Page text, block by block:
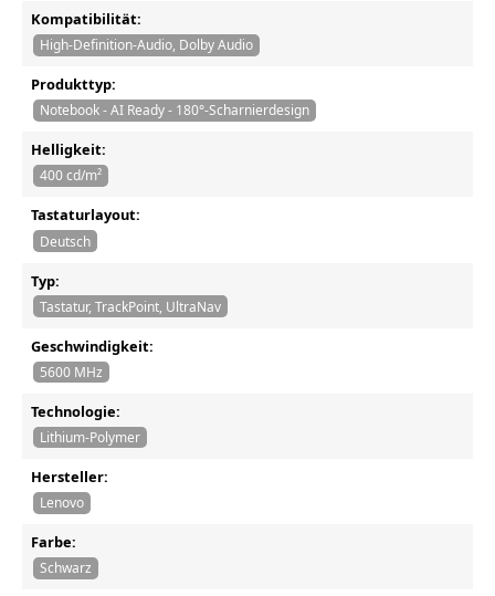
Kompatibilität:
High-Definition-Audio, Dolby Audio
Produkttyp:
Notebook - AI Ready - 180°-Scharnierdesign
Helligkeit:
400 cd/m²
Tastaturlayout:
Deutsch
Typ:
Tastatur, TrackPoint, UltraNav
Geschwindigkeit:
5600 MHz
Technologie:
Lithium-Polymer
Hersteller:
Lenovo
Farbe:
Schwarz